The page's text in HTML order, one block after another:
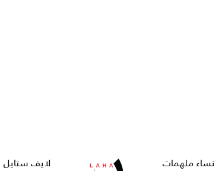
نساء ملهمات لايف ستايل